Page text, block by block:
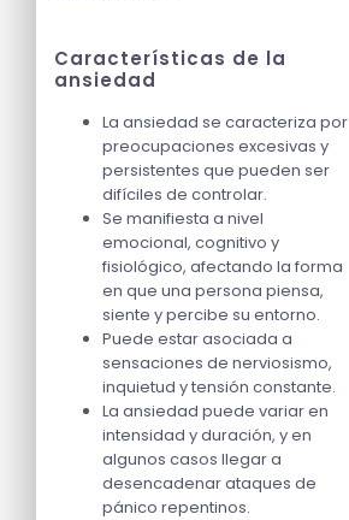
Características de la
ansiedad
La ansiedad se caracteriza por
preocupaciones excesivas y
persistentes que pueden ser
difíciles de controlar.
Se manifiesta a nivel
emocional, cognitivo y
fisiológico, afectando la forma
en que una persona piensa,
siente y percibe su entorno.
Puede estar asociada a
sensaciones de nerviosismo,
inquietud y tensión constante.
La ansiedad puede variar en
intensidad y duración, y en
algunos casos llegar a
desencadenar ataques de
pánico repentinos.